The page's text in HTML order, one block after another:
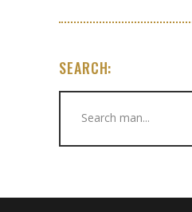
SEARCH: